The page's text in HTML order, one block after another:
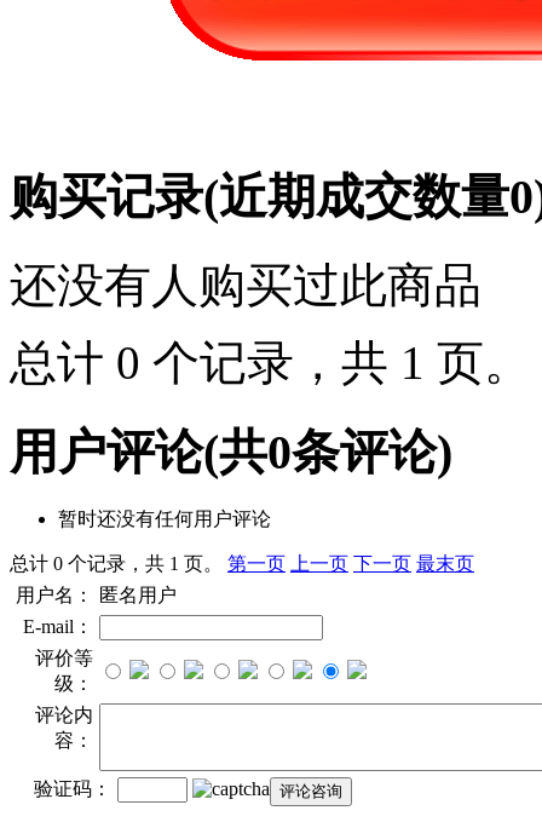
购买记录(近期成交数量0
还没有人购买过此商品
总计 0 个记录，共 1 页。
用户评论(共0条评论)
暂时还没有任何用户评论
总计 0 个记录，共 1 页。 第一页 上一页 下一页 最末页
用户名：
匿名用户
E-mail：
评价等
级：
评论内
容：
验证码：